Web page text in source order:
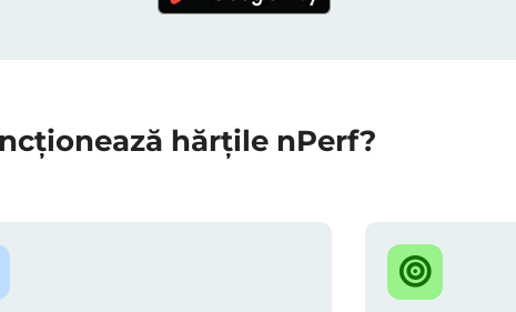
hărțile nPerf?